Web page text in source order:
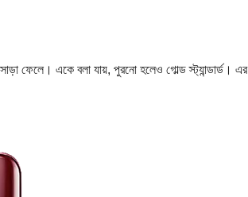
ফেলে। একে বলা যায়, পুরনো হলেও গোল্ড স্ট্যান্ডার্ড। এর